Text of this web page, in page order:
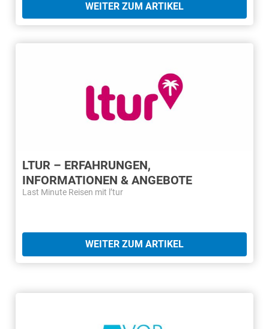
WEITER ZUM ARTIKEL
LTUR – ERFAHRUNGEN,
INFORMATIONEN & ANGEBOTE
Last Minute Reisen mit l’tur
WEITER ZUM ARTIKEL